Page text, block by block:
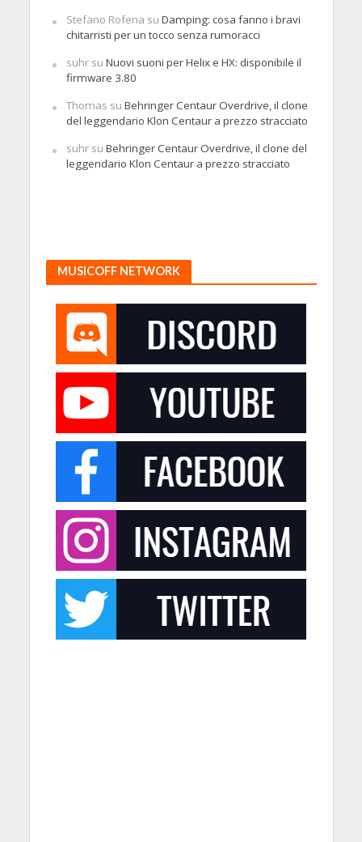
Stefano Rofena su Damping: cosa fanno i bravi
chitarristi per un tocco senza rumoracci
suhrsu Nuovi suoni per Helix e HX: disponibile il
firmware 3.80
Thomas su Behringer Centaur Overdrive, il clone
del leggendario Klon Centaur a prezzo stracciato
suhrsu Behringer Centaur Overdrive, il clone del
leggendario Klon Centaur a prezzo stracciato
MUSICOFF NETWORK